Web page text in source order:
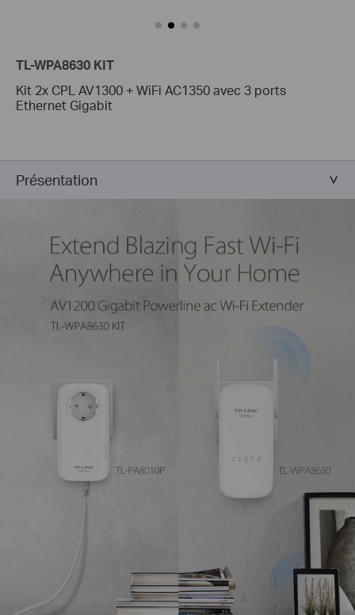
TL-WPA8630 KIT
Kit 2x CPL AV1300 + WiFi AC1350 avec 3 ports
Ethernet Gigabit
Présentation